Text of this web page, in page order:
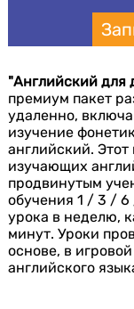
"Английский для
премиум пакет
удаленно,
изучение
английский. Этот
изучающих
продвинутым
обучения 1 / 3 / 6
урока в неделю,
минут. Уроки
основе, в
английского